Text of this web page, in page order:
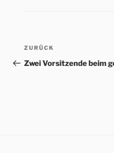
Beitrags-
Navigation
Vorheriger
Beitrag
ZURÜCK
Zwei Vorsitzende beim